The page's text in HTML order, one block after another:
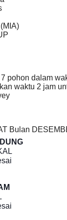
pohon dalam
waktu 2 jam
Bulan